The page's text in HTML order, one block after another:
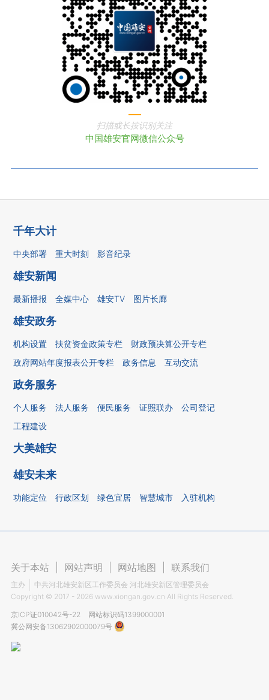
扫描或长按识别关注
中国雄安官网微信公众号
千年大计
中央部署 重大时刻 影音纪录
雄安新闻
最新播报 全媒中心 雄安TV 图片长廊
雄安政务
机构设置 扶贫资金政策专栏
财政预决算公开专栏
政府网站年度报表公开专栏
政务信息 互动交流
政务服务
个人服务 法人服务 便民服务 证照联办
公司登记
工程建设
大美雄安
雄安未来
功能定位 行政区划 绿色宜居 智慧城市 入驻机构
关于本站 网站声明 网站地图 联系我们
主办
中共河北雄安新区工作委员会 河北雄安新区管理委员会
Copyright © 2017 - 2026 www.xiongan.gov.cn All Rights Reserved.
京ICP证010042号-22
网站标识码1399000001
冀公网安备13062902000079号